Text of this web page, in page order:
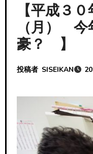
【平成３
（月） 今
豪？ 】
投稿者 SISEIKAN